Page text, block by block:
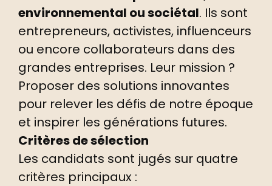
environnemental ou sociétal. Ils sont
entrepreneurs, activistes, influenceurs
ou encore collaborateurs dans des
grandes entreprises. Leur mission ?
Proposer des solutions innovantes
pour relever les défis de notre époque
et inspirer les générations futures.
Critères de sélection
Les candidats sont jugés sur quatre
critères principaux :